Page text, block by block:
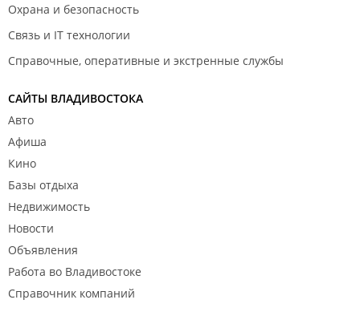
Охрана и безопасность
Связь и IT технологии
Справочные, оперативные и экстренные службы
САЙТЫ ВЛАДИВОСТОКА
Авто
Афиша
Кино
Базы отдыха
Недвижимость
Новости
Объявления
Работа во Владивостоке
Справочник компаний